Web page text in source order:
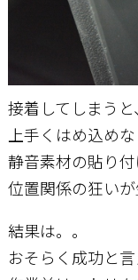
接着してしまうと
上手くはめ込めな
静音素材の貼り付
位置関係の狂いが
結果は。。
おそらく成功と言